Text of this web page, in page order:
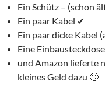
Ein Schütz – (schon
Ein paar Kabel ✔
Ein paar dicke Kabel
Eine
und Amazon lieferte
kleines Geld dazu 🙂